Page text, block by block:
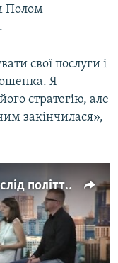
Полом
свої послуги і
Я
стратегію, але
закінчилася»,
Суд над Манафортом у США і слід політтехнолога в Україні
available